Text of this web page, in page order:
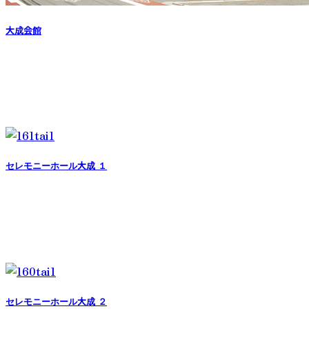
大成会館
セレモニーホール大成 １
セレモニーホール大成 ２